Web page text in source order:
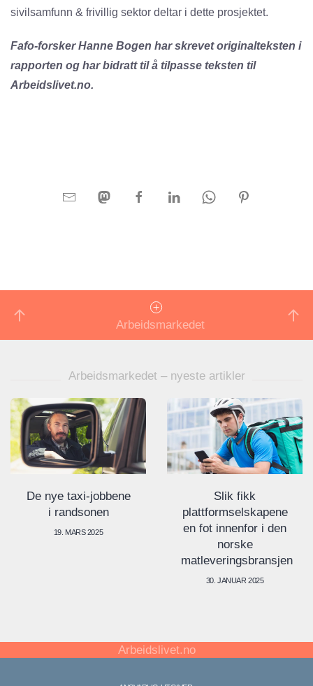
sivilsamfunn & frivillig sektor deltar i dette prosjektet.
Fafo-forsker Hanne Bogen har skrevet originalteksten i
rapporten og har bidratt til å tilpasse teksten til
Arbeidslivet.no.
Arbeidsmarkedet
Arbeidsmarkedet – nyeste artikler
De nye taxi-jobbene
i randsonen
19. MARS 2025
Slik fikk
plattformselskapene
en fot innenfor i den
norske
matleveringsbransjen
30. JANUAR 2025
Arbeidslivet.no